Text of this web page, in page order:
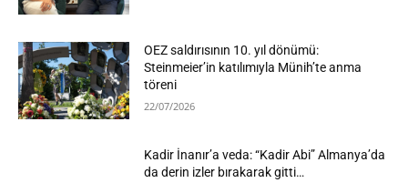
OEZ saldırısının 10. yıl dönümü:
Steinmeier’in katılımıyla Münih’te anma
töreni
22/07/2026
Kadir İnanır’a veda: “Kadir Abi” Almanya’da
da derin izler bırakarak gitti…